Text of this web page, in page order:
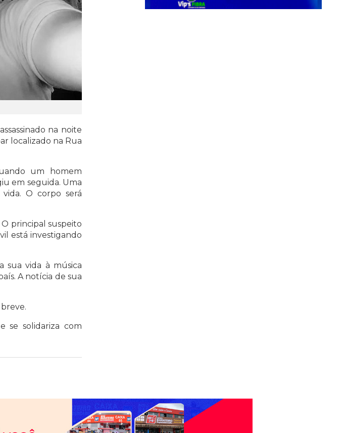
na noite
localizado na Rua
um homem
em seguida. Uma
O corpo será
O principal suspeito
está investigando
sua vida à música
A notícia de sua
se solidariza com